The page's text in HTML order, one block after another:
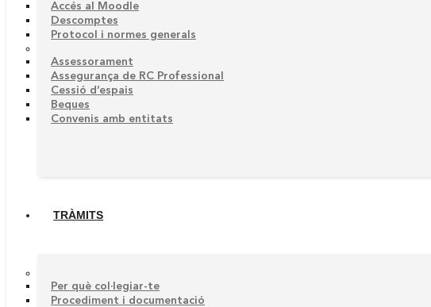
Accés al Moodle
Descomptes
Protocol i normes generals
Assessorament
Assegurança de RC Professional
Cessió d’espais
Beques
Convenis amb entitats
TRÀMITS
Per què col·legiar-te
Procediment i documentació